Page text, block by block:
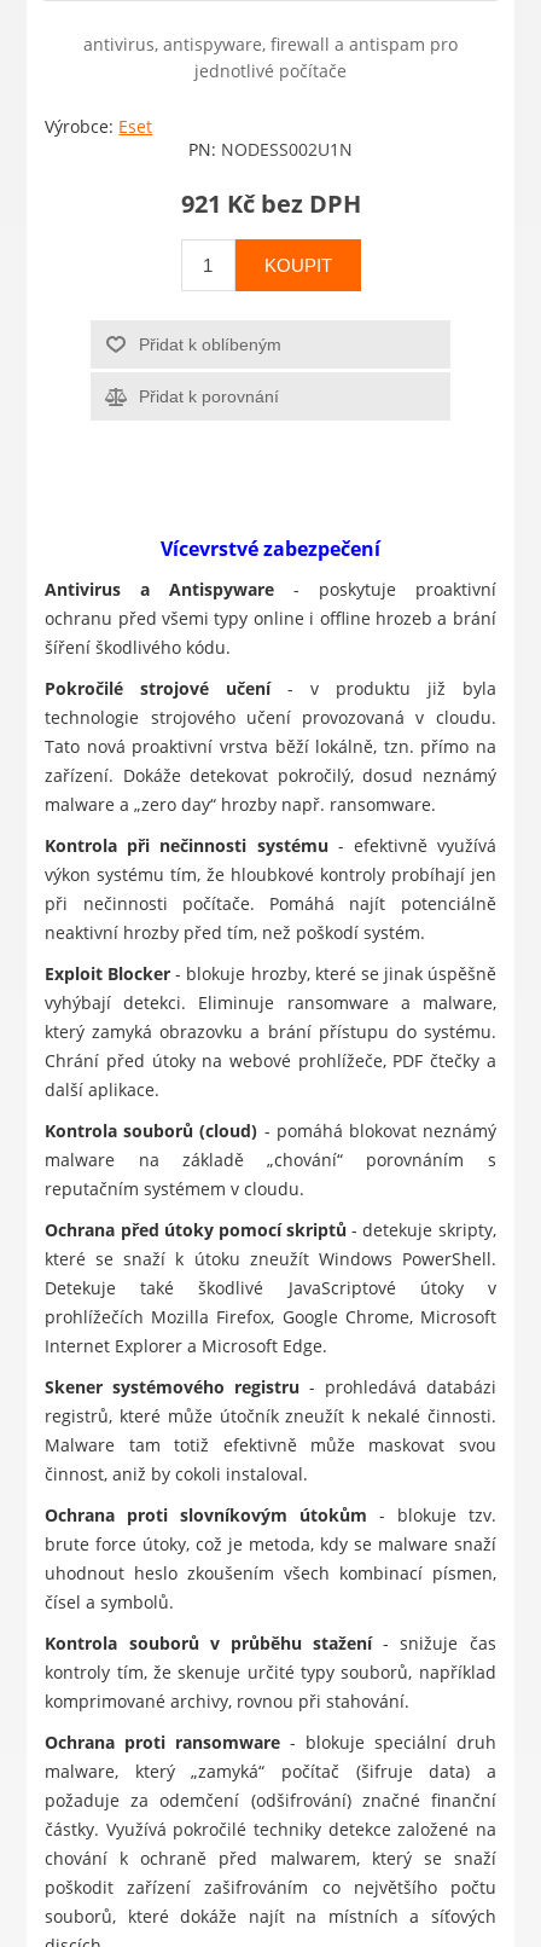
antivirus, antispyware, firewall a antispam pro
jednotlivé počítače
Výrobce: Eset
PN: NODESS002U1N
921 Kč bez DPH
KOUPIT
Přidat k oblíbeným
Přidat k porovnání
Vícevrstvé zabezpečení
Antivirus a Antispyware - poskytuje proaktivní
ochranu před všemi typy online i offline hrozeb a brání
šíření škodlivého kódu.
Pokročilé strojové učení- v produktu již byla
technologie strojového učení provozovaná v cloudu.
Tato nová proaktivní vrstva běží lokálně, tzn. přímo na
zařízení. Dokáže detekovat pokročilý, dosud neznámý
malware a „zero day“ hrozby např. ransomware.
Kontrola při nečinnosti systému - efektivně využívá
výkon systému tím, že hloubkové kontroly probíhají jen
při nečinnosti počítače. Pomáhá najít potenciálně
neaktivní hrozby před tím, než poškodí systém.
Exploit Blocker - blokuje hrozby, které se jinak úspěšně
vyhýbají detekci. Eliminuje ransomware a malware,
který zamyká obrazovku a brání přístupu do systému.
Chrání před útoky na webové prohlížeče, PDF čtečky a
další aplikace.
Kontrola souborů (cloud) - pomáhá blokovat neznámý
malware na základě „chování“ porovnáním s
reputačním systémem v cloudu.
Ochrana před útoky pomocí skriptů - detekuje skripty,
které se snaží k útoku zneužít Windows PowerShell.
Detekuje také škodlivé JavaScriptové útoky v
prohlížečích Mozilla Firefox, Google Chrome, Microsoft
Internet Explorer a Microsoft Edge.
Skener systémového registru - prohledává databázi
registrů, které může útočník zneužít k nekalé činnosti.
Malware tam totiž efektivně může maskovat svou
činnost, aniž by cokoli instaloval.
Ochrana proti slovníkovým útokům - blokuje tzv.
brute force útoky, což je metoda, kdy se malware snaží
uhodnout heslo zkoušením všech kombinací písmen,
čísel a symbolů.
Kontrola souborů v průběhu stažení- snižuje čas
kontroly tím, že skenuje určité typy souborů, například
komprimované archivy, rovnou při stahování.
Ochrana proti ransomware - blokuje speciální druh
malware, který „zamyká“ počítač (šifruje data) a
požaduje za odemčení (odšifrování) značné finanční
částky. Využívá pokročilé techniky detekce založené na
chování k ochraně před malwarem, který se snaží
poškodit zařízení zašifrováním co největšího počtu
souborů, které dokáže najít na místních a síťových